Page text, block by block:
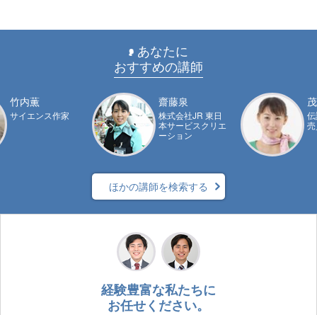
あなたに
おすすめの講師
竹内薫
サイエンス作家
齋藤泉
株式会社JR 東日
本サービスクリエ
ーション
ほかの講師を検索する
経験豊富な私たちに
お任せください。